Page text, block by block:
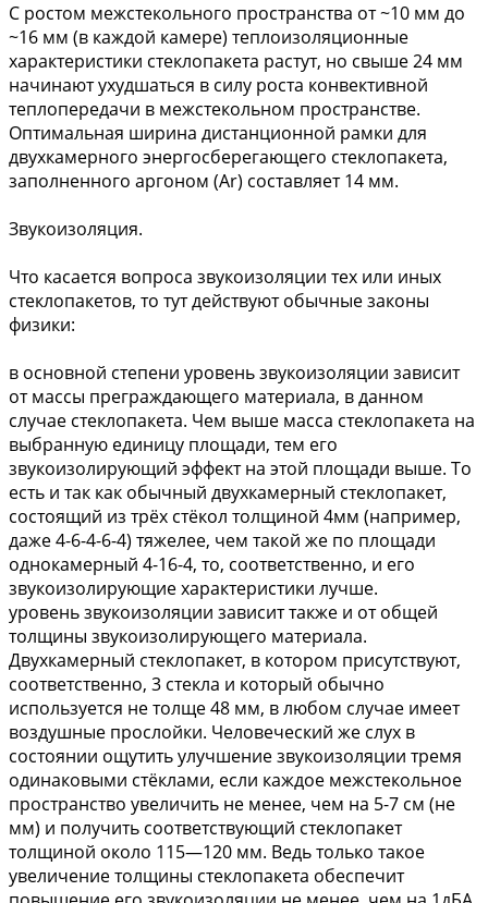
С ростом межстекольного пространства от ~10 мм до
~16 мм (в каждой камере) теплоизоляционные
характеристики стеклопакета растут, но свыше 24 мм
начинают ухудшаться в силу роста конвективной
теплопередачи в межстекольном пространстве.
Оптимальная ширина дистанционной рамки для
двухкамерного энергосберегающего стеклопакета,
заполненного аргоном (Ar) составляет 14 мм.
Звукоизоляция.
Что касается вопроса звукоизоляции тех или иных
стеклопакетов, то тут действуют обычные законы
физики:
в основной степени уровень звукоизоляции зависит
от массы преграждающего материала, в данном
случае стеклопакета. Чем выше масса стеклопакета на
выбранную единицу площади, тем его
звукоизолирующий эффект на этой площади выше. То
есть и так как обычный двухкамерный стеклопакет,
состоящий из трёх стёкол толщиной 4мм (например,
даже 4-6-4-6-4) тяжелее, чем такой же по площади
однокамерный 4-16-4, то, соответственно, и его
звукоизолирующие характеристики лучше.
уровень звукоизоляции зависит также и от общей
толщины звукоизолирующего материала.
Двухкамерный стеклопакет, в котором присутствуют,
соответственно, 3 стекла и который обычно
используется не толще 48 мм, в любом случае имеет
воздушные прослойки. Человеческий же слух в
состоянии ощутить улучшение звукоизоляции тремя
одинаковыми стёклами, если каждое межстекольное
пространство увеличить не менее, чем на 5-7 см (не
мм) и получить соответствующий стеклопакет
толщиной около 115—120 мм. Ведь только такое
увеличение толщины стеклопакета обеспечит